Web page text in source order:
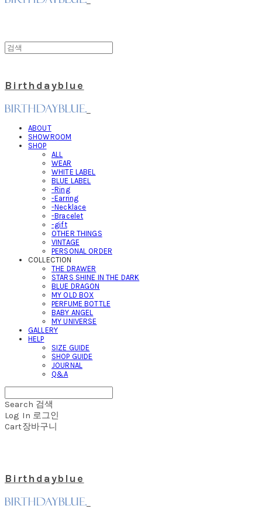
Birthdayblue
ABOUT
SHOWROOM
SHOP
ALL
WEAR
WHITE LABEL
BLUE LABEL
-Ring
-Earring
-Necklace
-Bracelet
-gift
OTHER THINGS
VINTAGE
PERSONAL ORDER
COLLECTION
THE DRAWER
STARS SHINE IN THE DARK
BLUE DRAGON
MY OLD BOX
PERFUME BOTTLE
BABY ANGEL
MY UNIVERSE
GALLERY
HELP
SIZE GUIDE
SHOP GUIDE
JOURNAL
Q&A
Search 검색
Log In 로그인
Cart장바구니
Birthdayblue